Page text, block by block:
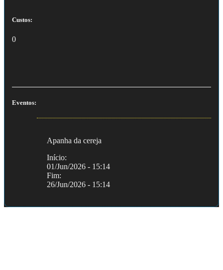
Custos:
0
Eventos:
Apanha da cereja
Início:
01/Jun/2026 - 15:14
Fim:
26/Jun/2026 - 15:14